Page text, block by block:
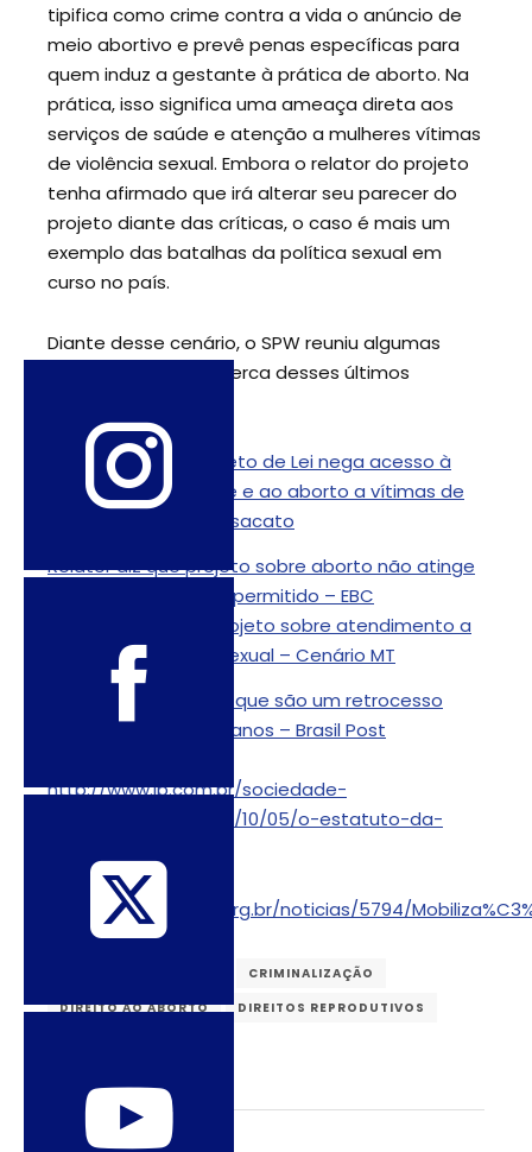
tipifica como crime contra a vida o anúncio de
meio abortivo e prevê penas específicas para
quem induz a gestante à prática de aborto. Na
prática, isso significa uma ameaça direta aos
serviços de saúde e atenção a mulheres vítimas
de violência sexual. Embora o relator do projeto
tenha afirmado que irá alterar seu parecer do
projeto diante das críticas, o caso é mais um
exemplo das batalhas da política sexual em
curso no país.
Diante desse cenário, o SPW reuniu algumas
notícias e artigos acerca desses últimos
Caça às bruxas: Projeto de Lei nega acesso à
pílula do dia seguinte e ao aborto a vítimas de
violência sexual – Desacato
Relator diz que projeto sobre aborto não atinge
casos em que ato é permitido – EBC
Relator vai alterar projeto sobre atendimento a
vítima de violência sexual – Cenário MT
5 projetos de Cunha que são um retrocesso
para os direitos humanos – Brasil Post
http://www.jb.com.br/sociedade-
aberta/noticias/2015/10/05/o-estatuto-da-
http://www.ibdfam.org.br/noticias/5794/
CRIMINALIZAÇÃO
DIREITO AO ABORTO
DIREITOS REPRODUTIVOS